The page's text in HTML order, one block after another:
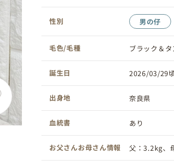
性別 男の仔
毛色/毛種 ブラック＆
誕生日 2026/03/29
出身地 奈良県
血統書 あり
お父さんお母さん情報 父：3.2kg、